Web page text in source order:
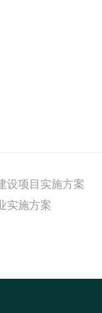
设项目实施方案
实施方案